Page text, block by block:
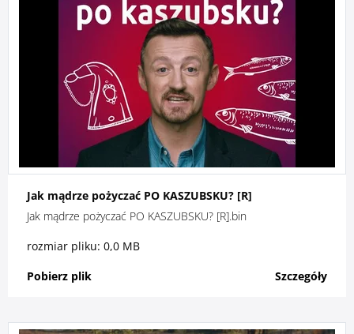
Jak mądrze pożyczać PO KASZUBSKU? [R]
Jak mądrze pożyczać PO KASZUBSKU? [R].bin
rozmiar pliku: 0,0 MB
Pobierz plik
Szczegóły